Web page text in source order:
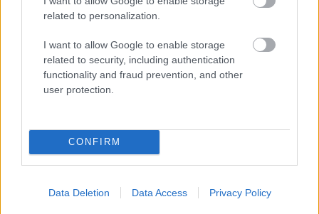
related to personalization.
I want to allow Google to enable storage
related to security, including authentication
functionality and fraud prevention, and other
user protection.
CONFIRM
Data Deletion Data Access Privacy Policy